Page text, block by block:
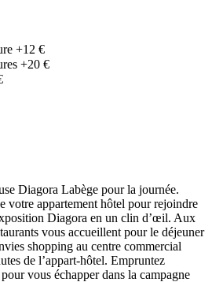
+12 €
+20 €
Diagora Labège pour la journée.
votre appartement hôtel pour rejoindre
Diagora en un clin d’œil. Aux
vous accueillent pour le déjeuner
shopping au centre commercial
de l’appart-hôtel. Empruntez
vous échapper dans la campagne